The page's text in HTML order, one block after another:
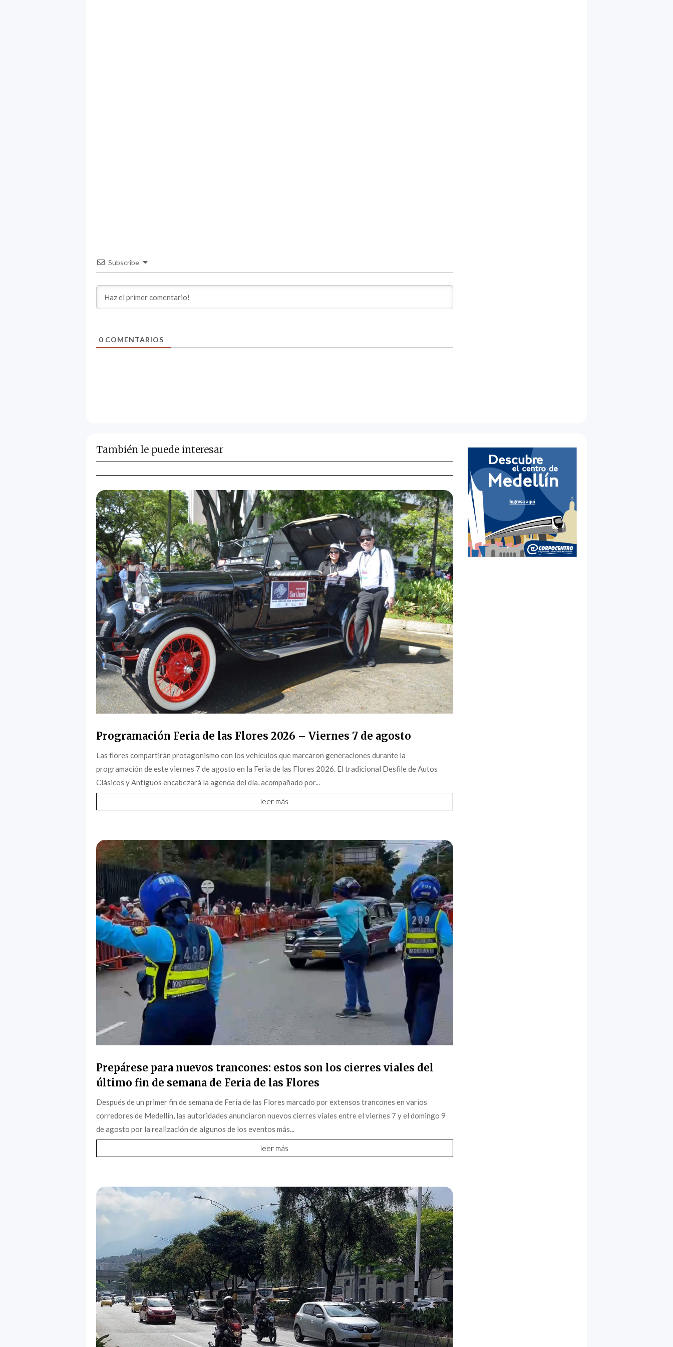
Subscribe
0 COMENTARIOS
También le puede interesar
Programación Feria de las Flores 2026 – Viernes 7 de agosto
Las flores compartirán protagonismo con los vehículos que marcaron generaciones durante la
programación de este viernes 7 de agosto en la Feria de las Flores 2026. El tradicional Desfile de Autos
Clásicos y Antiguos encabezará la agenda del día, acompañado por...
leer más
Prepárese para nuevos trancones: estos son los cierres viales del
último fin de semana de Feria de las Flores
Después de un primer fin de semana de Feria de las Flores marcado por extensos trancones en varios
corredores de Medellín, las autoridades anunciaron nuevos cierres viales entre el viernes 7 y el domingo 9
de agosto por la realización de algunos de los eventos más...
leer más